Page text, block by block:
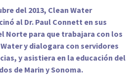
del 2013, Clean Water
al Dr. Paul Connett en sus
Norte para que trabajara con los
y dialogara con servidores
y asistiera en la educación del
de Marin y Sonoma.